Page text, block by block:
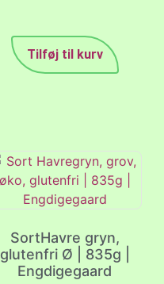
Tilføj til kurv
SortHavre gryn,
glutenfri Ø | 835g |
Engdigegaard